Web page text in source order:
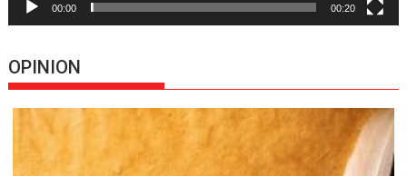
00:00 00:20
OPINION